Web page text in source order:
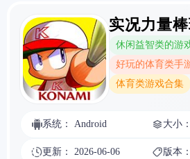
实况力量
休闲益智类的游
好玩的体育类手
体育类游戏合集
系统： Android 大小
更新： 2026-06-06 版本